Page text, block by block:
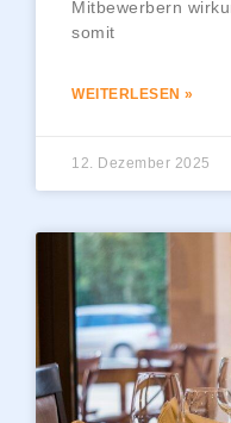
Mitbewerbern
somit
WEITERLESEN »
12. Dezember 2025